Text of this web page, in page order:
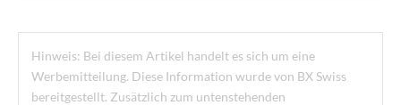
Hinweis: Bei diesem Artikel handelt es sich um eine
Werbemitteilung. Diese Information wurde von BX Swiss
bereitgestellt. Zusätzlich zum untenstehenden